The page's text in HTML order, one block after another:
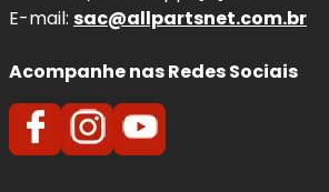
E-mail: sac@allpartsnet.com.br
Acompanhe nas Redes Sociais